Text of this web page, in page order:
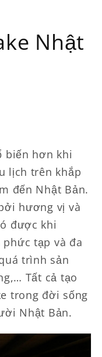
Nhật
biến hơn khi
lịch trên khắp
đến Nhật Bản.
hương vị và
được khi
tạp và đa
trình sản
Tất cả tạo
trong đời sống
Nhật Bản.